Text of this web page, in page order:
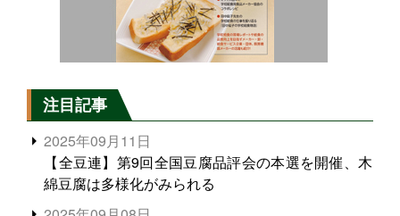
注目記事
2025年09月11日
【全豆連】第9回全国豆腐品評会の本選を開催、木
綿豆腐は多様化がみられる